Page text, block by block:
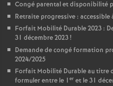
Congé parental et disponibilité
Retraite progressive : accessible
Forfait Mobilité Durable 2023 :
31 décembre 2023!
Demande de congé formation
2024/2025
Forfait Mobilité Durable au titre
formuler entre le 1 er et le 31